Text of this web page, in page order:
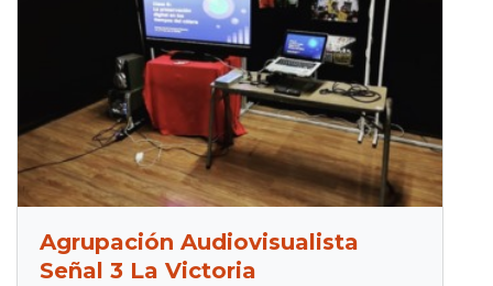
Agrupación Audiovisualista
Señal 3 La Victoria